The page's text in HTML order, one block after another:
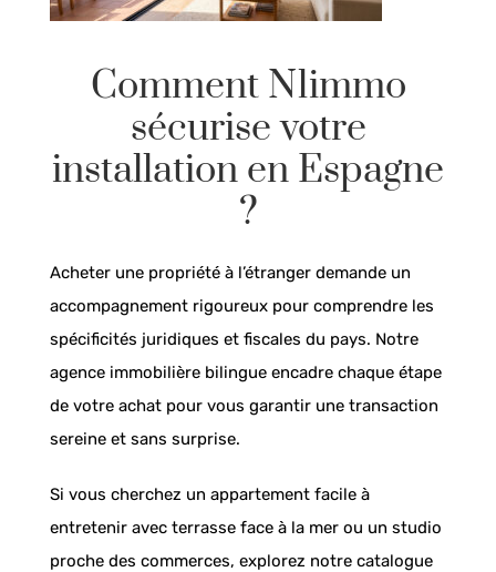
Comment N1immo
sécurise votre
installation en Espagne
?
Acheter une propriété à l’étranger demande un
accompagnement rigoureux pour comprendre les
spécificités juridiques et fiscales du pays. Notre
agence immobilière bilingue encadre chaque étape
de votre achat pour vous garantir une transaction
sereine et sans surprise.
Si vous cherchez un appartement facile à
entretenir avec terrasse face à la mer ou un studio
proche des commerces, explorez notre catalogue